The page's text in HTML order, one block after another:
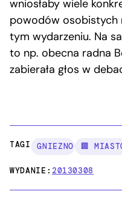
wniosłaby wiele
powodów osobistych
tym wydarzeniu. Na
to np. obecna radna
zabierała głos w
TAGI: GNIEZNO 🏢
WYDANIE:20130308